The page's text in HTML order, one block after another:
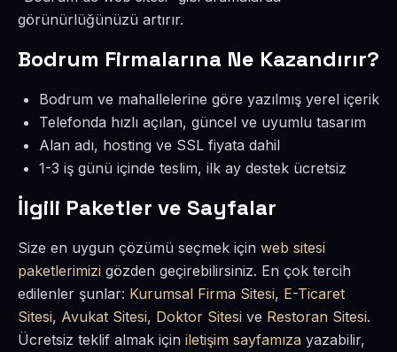
görünürlüğünüzü artırır.
Bodrum Firmalarına Ne Kazandırır?
Bodrum ve mahallelerine göre yazılmış yerel içerik
Telefonda hızlı açılan, güncel ve uyumlu tasarım
Alan adı, hosting ve SSL fiyata dahil
1-3 iş günü içinde teslim, ilk ay destek ücretsiz
İlgili Paketler ve Sayfalar
Size en uygun çözümü seçmek için web sitesi
paketlerimizi gözden geçirebilirsiniz. En çok tercih
edilenler şunlar: Kurumsal Firma Sitesi, E-Ticaret
Sitesi, Avukat Sitesi, Doktor Sitesi ve Restoran Sitesi.
Ücretsiz teklif almak için iletişim sayfamıza yazabilir,